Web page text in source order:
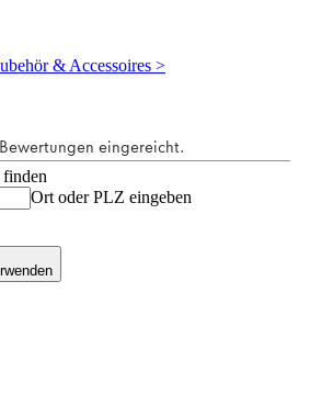
& Accessoires >
Ort oder PLZ eingeben